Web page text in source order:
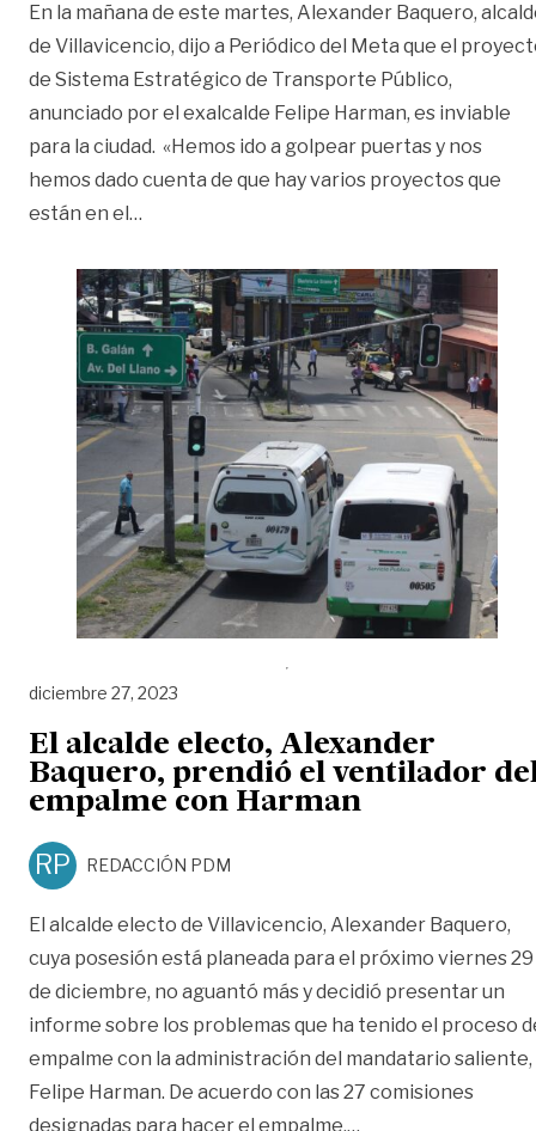
En la mañana de este martes, Alexander Baquero,
de Villavicencio, dijo a Periódico del Meta que el
de Sistema Estratégico de Transporte Público,
anunciado por el exalcalde Felipe Harman, es inviable
para la ciudad. «Hemos ido a golpear puertas y nos
hemos dado cuenta de que hay varios proyectos que
están en el …
diciembre 27, 2023
El alcalde electo, Alexander
Baquero, prendió el ventilador
empalme con Harman
RP REDACCIÓN PDM
El alcalde electo de Villavicencio, Alexander Baquero,
cuya posesión está planeada para el próximo viernes 29
de diciembre, no aguantó más y decidió presentar un
informe sobre los problemas que ha tenido el proceso
empalme con la administración del mandatario saliente,
Felipe Harman. De acuerdo con las 27 comisiones
designadas para hacer el empalme,…